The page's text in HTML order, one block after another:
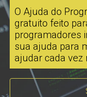
O Ajuda do
gratuito feito
programadores
sua ajuda para
ajudar cada vez